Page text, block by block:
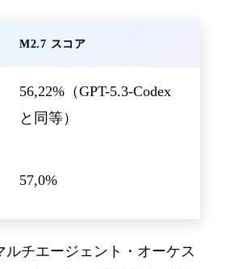
M2.7 スコア
56,22%（GPT-5.3-Codex
と同等）
57,0%
ルチエージェント・オーケス